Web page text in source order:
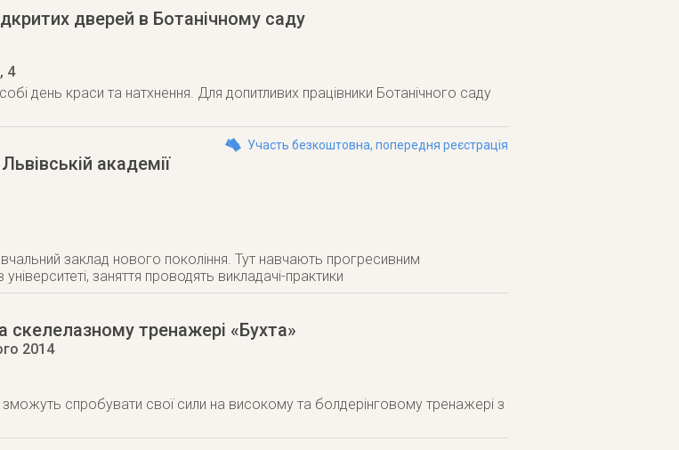
дверей в Ботанічному саду
4
день краси та натхнення. Для допитливих працівники Ботанічного саду
Участь безкоштовна, попередня реєстрація
академії
заклад нового покоління. Тут навчають прогресивним
заняття проводять викладачі-практики
скелелазному тренажері «Бухта»
2014
спробувати свої сили на високому та болдерінговому тренажері з